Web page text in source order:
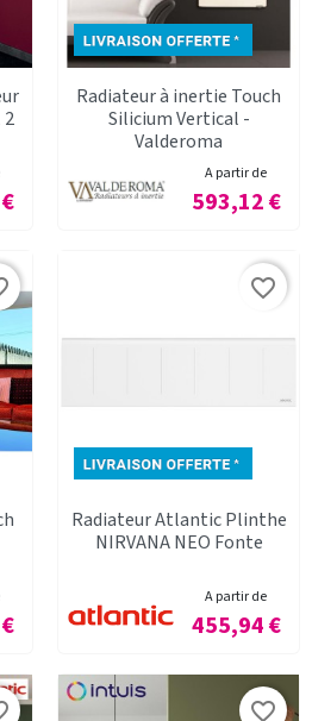
2
Radiateur à inertie Touch
Silicium Vertical -
Valderoma
A partir de
Prix
593,12 €
Radiateur Atlantic Plinthe
NIRVANA NEO Fonte
A partir de
Prix
455,94 €
favorite_border
favorite_border